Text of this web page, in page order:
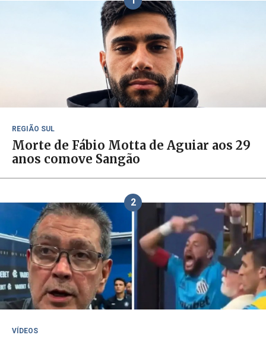
REGIÃO SUL
Morte de Fábio Motta de Aguiar aos 29
anos comove Sangão
2
VÍDEOS